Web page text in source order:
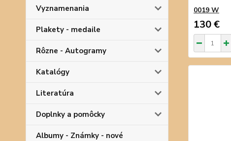
Vyznamenania
Plakety - medaile
Rôzne - Autogramy
Katalógy
Literatúra
Doplnky a pomôcky
Albumy - Známky - nové
0019 W
130 €